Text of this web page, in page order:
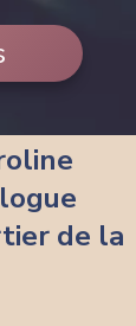
de la